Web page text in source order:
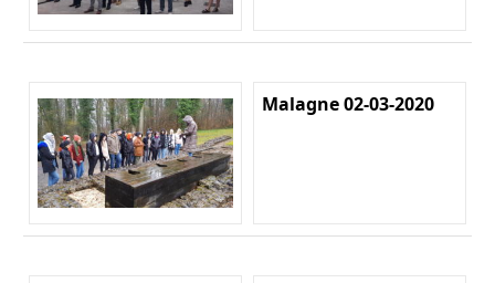
Malagne 02-03-2020